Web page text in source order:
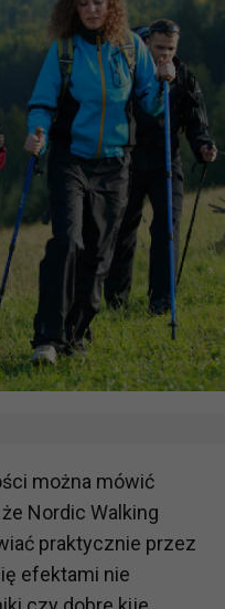
można mówić
Nordic Walking
praktycznie przez
efektami nie